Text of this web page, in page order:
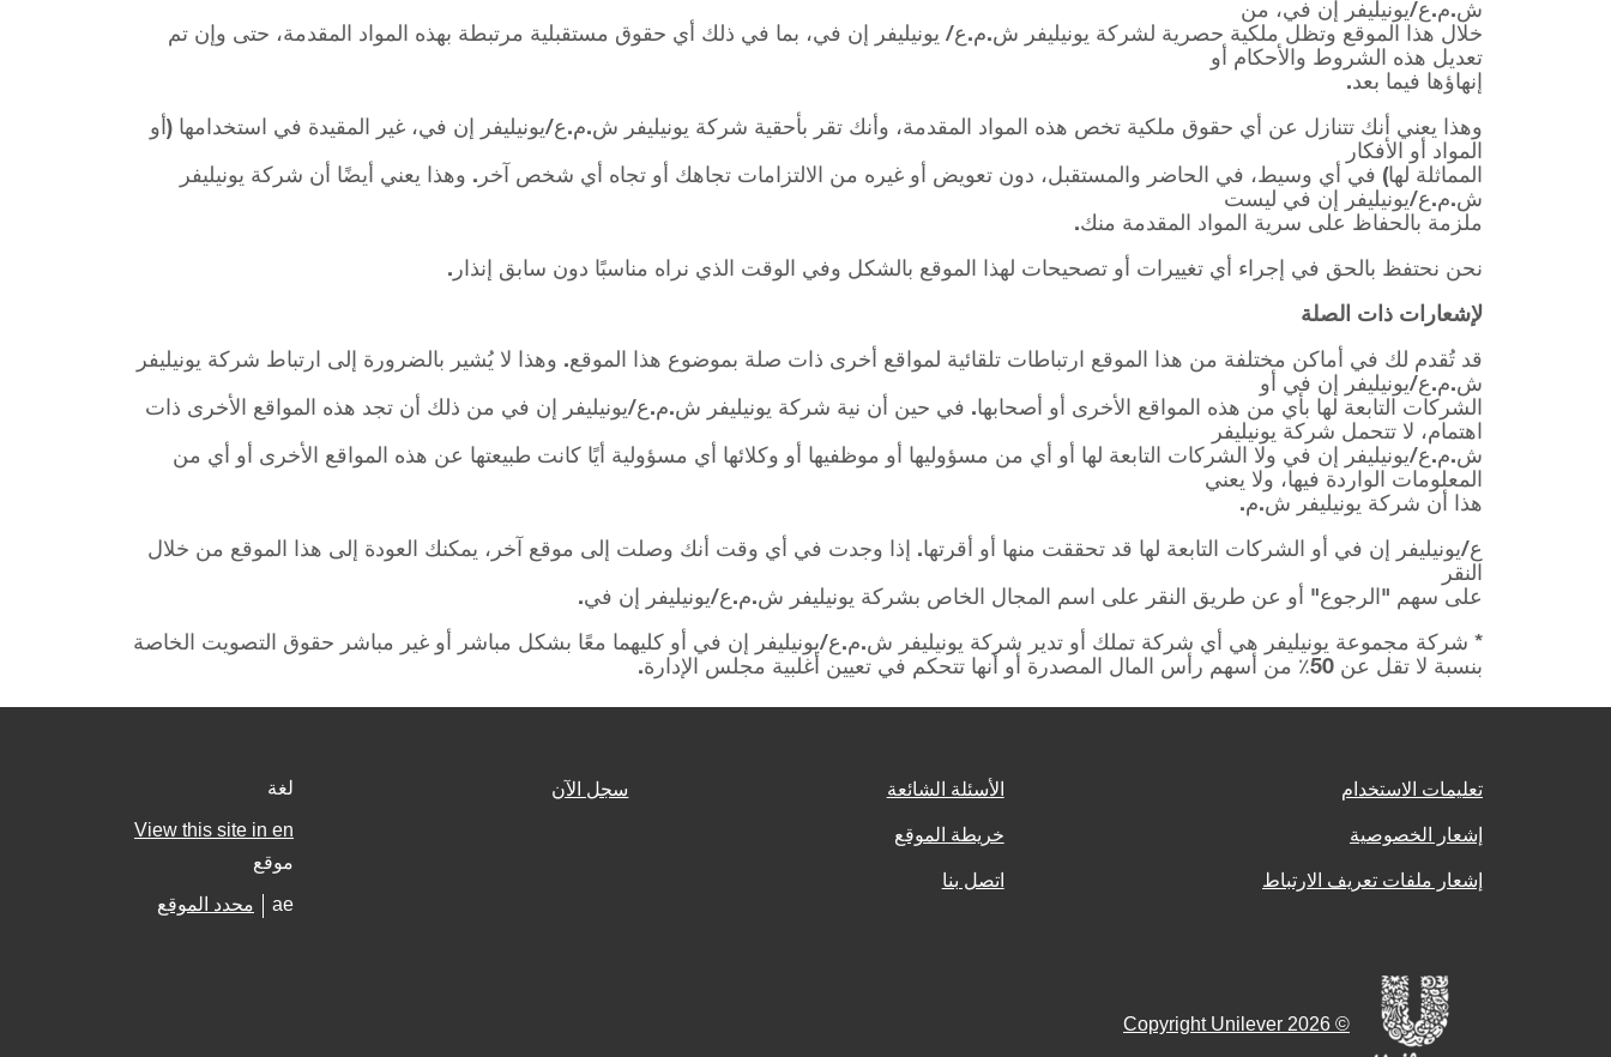
ش.م.ع/يونيليفر إن في، من
خلال هذا الموقع وتظل ملكية حصرية لشركة يونيليفر ش.م.ع/ يونيليفر إن في، بما في ذلك أي حقوق مستقبلية مرتبطة بهذه المواد المقدمة، حتى وإن تم
تعديل هذه الشروط والأحكام أو
إنهاؤها فيما بعد.
وهذا يعني أنك تتنازل عن أي حقوق ملكية تخص هذه المواد المقدمة، وأنك تقر بأحقية شركة يونيليفر ش.م.ع/يونيليفر إن في، غير المقيدة في استخدامها (أو
المواد أو الأفكار
المماثلة لها) في أي وسيط، في الحاضر والمستقبل، دون تعويض أو غيره من الالتزامات تجاهك أو تجاه أي شخص آخر. وهذا يعني أيضًا أن شركة يونيليفر
ش.م.ع/يونيليفر إن في ليست
ملزمة بالحفاظ على سرية المواد المقدمة منك.
نحن نحتفظ بالحق في إجراء أي تغييرات أو تصحيحات لهذا الموقع بالشكل وفي الوقت الذي نراه مناسبًا دون سابق إنذار.
لإشعارات ذات الصلة
قد تُقدم لك في أماكن مختلفة من هذا الموقع ارتباطات تلقائية لمواقع أخرى ذات صلة بموضوع هذا الموقع. وهذا لا يُشير بالضرورة إلى ارتباط شركة يونيليفر
ش.م.ع/يونيليفر إن في أو
الشركات التابعة لها بأي من هذه المواقع الأخرى أو أصحابها. في حين أن نية شركة يونيليفر ش.م.ع/يونيليفر إن في من ذلك أن تجد هذه المواقع الأخرى ذات
اهتمام، لا تتحمل شركة يونيليفر
ش.م.ع/يونيليفر إن في ولا الشركات التابعة لها أو أي من مسؤوليها أو موظفيها أو وكلائها أي مسؤولية أيًا كانت طبيعتها عن هذه المواقع الأخرى أو أي من
المعلومات الواردة فيها، ولا يعني
هذا أن شركة يونيليفر ش.م.
ع/يونيليفر إن في أو الشركات التابعة لها قد تحققت منها أو أقرتها. إذا وجدت في أي وقت أنك وصلت إلى موقع آخر، يمكنك العودة إلى هذا الموقع من خلال
النقر
على سهم "الرجوع" أو عن طريق النقر على اسم المجال الخاص بشركة يونيليفر ش.م.ع/يونيليفر إن في.
* شركة مجموعة يونيليفر هي أي شركة تملك أو تدير شركة يونيليفر ش.م.ع/يونيليفر إن في أو كليهما معًا بشكل مباشر أو غير مباشر حقوق التصويت الخاصة
بنسبة لا تقل عن 50٪ من أسهم رأس المال المصدرة أو أنها تتحكم في تعيين أغلبية مجلس الإدارة.
تعليمات الاستخدام
إشعار الخصوصية
إشعار ملفات تعريف الارتباط
الأسئلة الشائعة
خريطة الموقع
اتصل بنا
سجل الآن لغة
View this site in en
موقع
ae محدد الموقع
© 2026 Copyright Unilever